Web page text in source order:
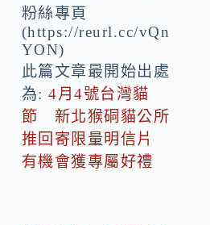
粉絲專頁
(https://reurl.cc/vQn
YON)
此篇文章最開始出處
為:4月4號台灣貓
節 新北猴硐貓公所
推回寄限量明信片
有機會獲專屬好禮